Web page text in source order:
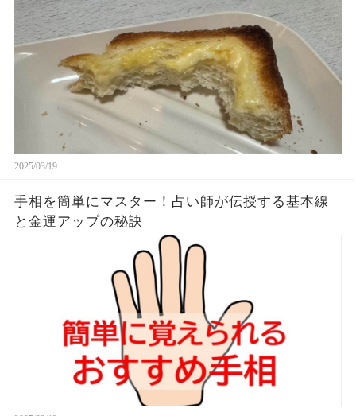
す。やっぱこんなんダメよね…
2025/03/19
手相を簡単にマスター！占い師が伝授する基本線
と金運アップの秘訣